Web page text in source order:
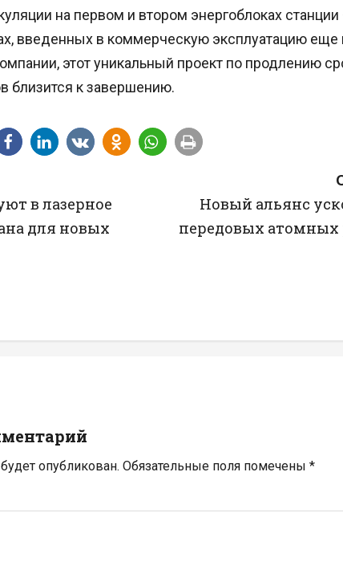
на первом и втором энергоблоках
введенных в коммерческую эксплуатацию еще
этот уникальный проект по продлению
близится к завершению.
в лазерное
для новых
Новый альянс
передовых атомных
опубликован. Обязательные поля помечены *